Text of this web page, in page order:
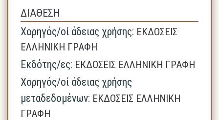
ΔΙΑΘΕΣΗ
Χορηγός/οί άδειας χρήσης: ΕΚΔΟΣΕΙΣ
ΕΛΛΗΝΙΚΗ ΓΡΑΦΗ
Εκδότης/ες: ΕΚΔΟΣΕΙΣ ΕΛΛΗΝΙΚΗ ΓΡΑΦΗ
Χορηγός/οί άδειας χρήσης
μεταδεδομένων: ΕΚΔΟΣΕΙΣ ΕΛΛΗΝΙΚΗ
ΓΡΑΦΗ